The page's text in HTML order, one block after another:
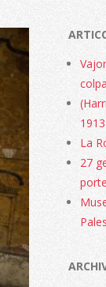
colpa
1913
La
27